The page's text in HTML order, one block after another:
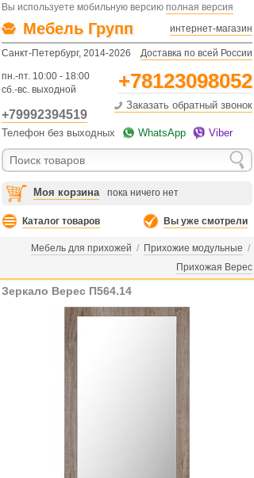
Вы используете мобильную версию полная версия
Мебель Групп интернет-магазин
Санкт-Петербург, 2014-2026 Доставка по всей России
пн.-пт. 10:00 - 18:00
сб.-вс. выходной
+78123098052
+79992394519
Заказать обратный звонок
Телефон без выходных WhatsApp Viber
Моя корзина пока ничего нет
Каталог товаров Вы уже смотрели
Мебель для прихожей / Прихожие модульные /
Прихожая Верес
Зеркало Верес П564.14